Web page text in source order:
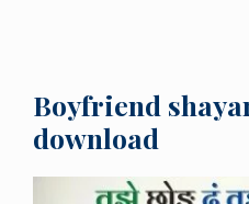
Boyfriend
download